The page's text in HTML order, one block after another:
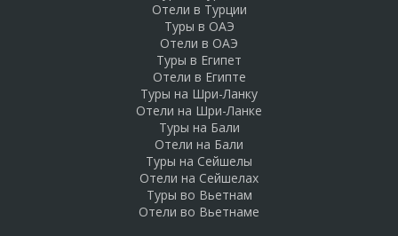
Отели в Турции
Туры в ОАЭ
Отели в ОАЭ
Туры в Египет
Отели в Египте
Туры на Шри-Ланку
Отели на Шри-Ланке
Туры на Бали
Отели на Бали
Туры на Сейшелы
Отели на Сейшелах
Туры во Вьетнам
Отели во Вьетнаме